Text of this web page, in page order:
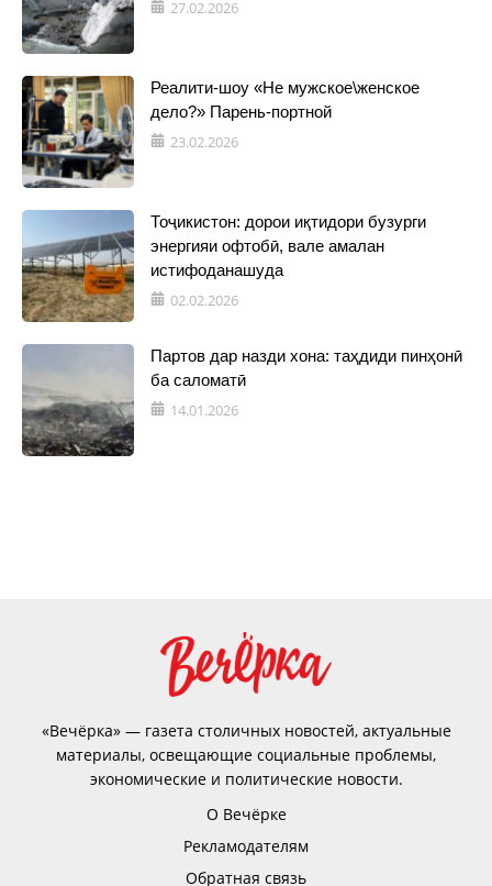
27.02.2026
Реалити-шоу «Не мужское\женское
дело?» Парень-портной
23.02.2026
Тоҷикистон: дорои иқтидори бузурги
энергияи офтобӣ, вале амалан
истифоданашуда
02.02.2026
Партов дар назди хона: таҳдиди пинҳонӣ
ба саломатӣ
14.01.2026
«Вечёрка» — газета столичных новостей, актуальные
материалы, освещающие социальные проблемы,
экономические и политические новости.
О Вечёрке
Рекламодателям
Обратная связь